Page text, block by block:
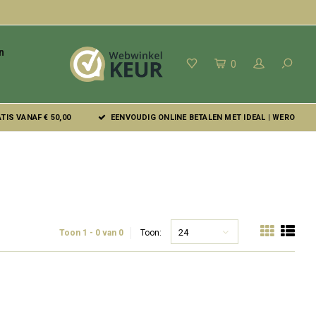
0
VANAF € 50,00 EENVOUDIG ONLINE BETALEN MET IDEAL | WERO
Toon 1 - 0 van 0 Toon: 24